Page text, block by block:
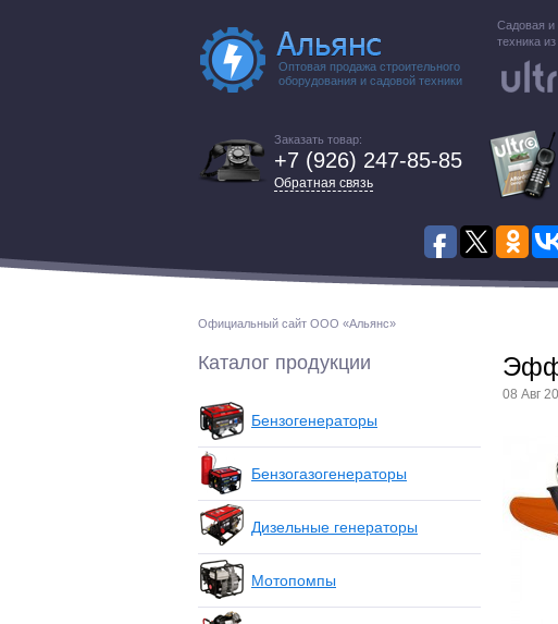
Оптовая продажа строительного
оборудования и садовой техники
Садовая и
техника
Заказать товар:
+7 (926) 247-85-85
Обратная связь
Официальный сайт ООО «Альянс»
Каталог продукции
Бензогенераторы
Бензогазогенераторы
Дизельные генераторы
Мотопомпы
08 Авг